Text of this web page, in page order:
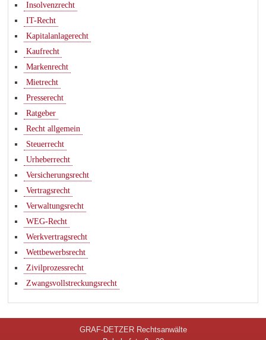
Insolvenzrecht
IT-Recht
Kapitalanlagerecht
Kaufrecht
Markenrecht
Mietrecht
Presserecht
Ratgeber
Recht allgemein
Steuerrecht
Urheberrecht
Versicherungsrecht
Vertragsrecht
Verwaltungsrecht
WEG-Recht
Werkvertragsrecht
Wettbewerbsrecht
Zivilprozessrecht
Zwangsvollstreckungsrecht
GRAF-DETZER Rechtsanwälte